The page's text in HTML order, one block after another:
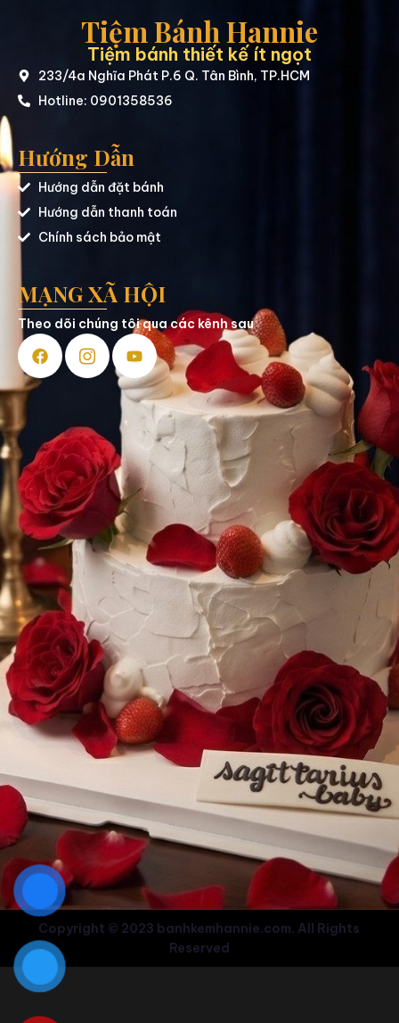
Tiệm Bánh Hannie
Tiệm bánh thiết kế ít ngọt
233/4a Nghĩa Phát P.6 Q. Tân Bình, TP.HCM
Hotline: 0901358536
Hướng Dẫn
Hướng dẫn đặt bánh
Hướng dẫn thanh toán
Chính sách bảo mật
MẠNG XÃ HỘI
Theo dõi chúng tôi qua các kênh sau
Copyright © 2023 banhkemhannie.com. All Rights
Reserved